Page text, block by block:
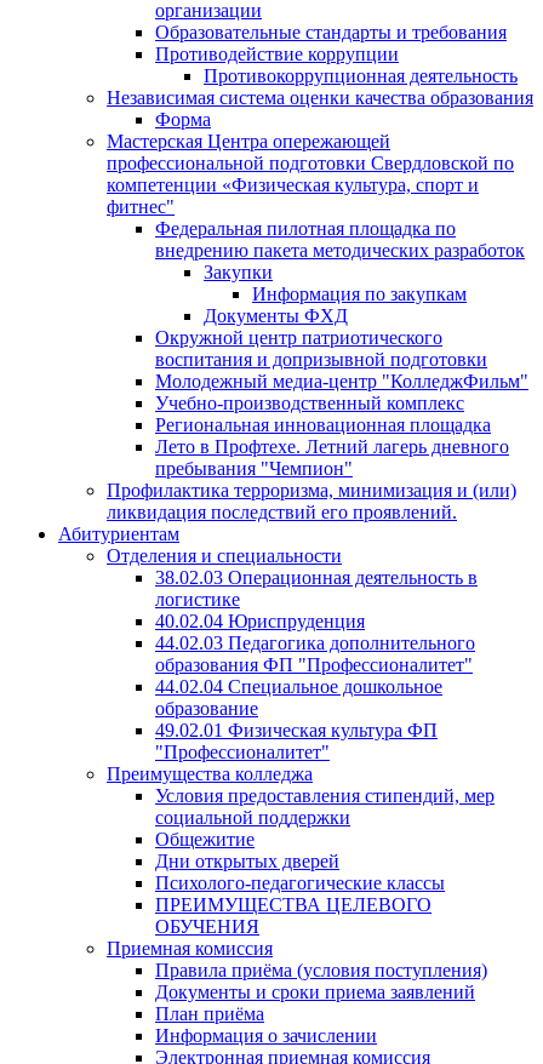
организации
Образовательные стандарты и требования
Противодействие коррупции
Противокоррупционная деятельность
Независимая система оценки качества образования
Форма
Мастерская Центра опережающей
профессиональной подготовки Свердловской по
компетенции «Физическая культура, спорт и
фитнес"
Федеральная пилотная площадка по
внедрению пакета методических разработок
Закупки
Информация по закупкам
Документы ФХД
Окружной центр патриотического
воспитания и допризывной подготовки
Молодежный медиа-центр "КолледжФильм"
Учебно-производственный комплекс
Региональная инновационная площадка
Лето в Профтехе. Летний лагерь дневного
пребывания "Чемпион"
Профилактика терроризма, минимизация и (или)
ликвидация последствий его проявлений.
Абитуриентам
Отделения и специальности
38.02.03 Операционная деятельность в
логистике
40.02.04 Юриспруденция
44.02.03 Педагогика дополнительного
образования ФП "Профессионалитет"
44.02.04 Специальное дошкольное
образование
49.02.01 Физическая культура ФП
"Профессионалитет"
Преимущества колледжа
Условия предоставления стипендий, мер
социальной поддержки
Общежитие
Дни открытых дверей
Психолого-педагогические классы
ПРЕИМУЩЕСТВА ЦЕЛЕВОГО
ОБУЧЕНИЯ
Приемная комиссия
Правила приёма (условия поступления)
Документы и сроки приема заявлений
План приёма
Информация о зачислении
Электронная приемная комиссия